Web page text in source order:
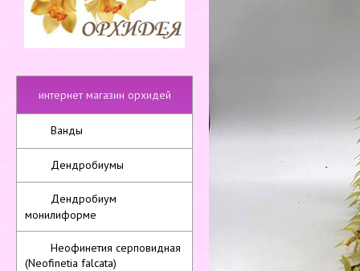
интернет магазин орхидей
Ванды
Дендробиумы
Дендробиум
монилиформе
Неофинетия серповидная
(Neofinetia falcata)